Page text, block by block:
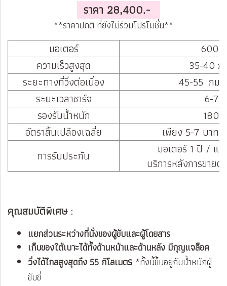
ราคา 28,400.-
**ราคาปกติ ที่ยังไม่ร่วมโปรโมชั่น**
มอเตอร์
600
ความเร็วสูงสุด
35-40 ก
ระยะทางที่วิ่งต่อเนื่อง
45-55 กม./
ระยะเวลาชาร์จ
6-7
รองรับน้ำหนัก
180
อัตราสิ้นเปลืองเฉลี่ย
เพียง 5-7 บาท
การรับประกัน
มอเตอร์ 1 ปี / แ
บริการหลังการขายต
คุณสมบัติพิเศษ :
แยกส่วนระหว่างที่นั่งของผู้ขับและผู้โดยสาร
เก็บของใต้เบาะได้ทั้งด้านหน้าและด้านหลัง มีกุญแจล็อค
วิ่งได้ไกลสูงสุดถึง 55 กิโลเมตร *ทั้งนี้ขึ้นอยู่กับน้ำหนักผู้
ขับขี่